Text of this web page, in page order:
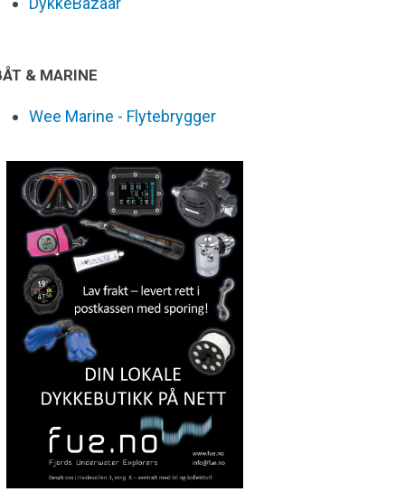
& MARINE
Wee Marine - Flytebrygger